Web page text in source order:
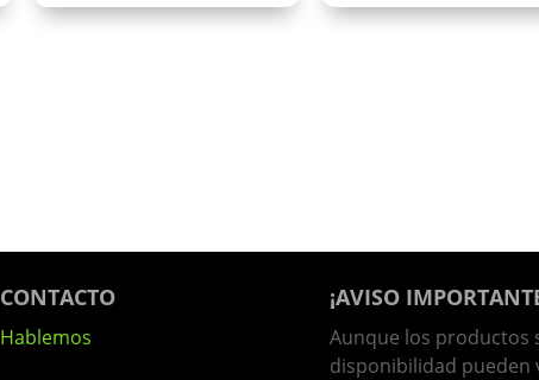
CONTACTO
Hablemos
¡AVISO
Aunque los productos
disponibilidad pueden